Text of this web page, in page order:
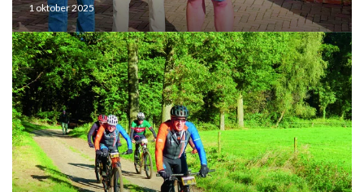
1 oktober 2025